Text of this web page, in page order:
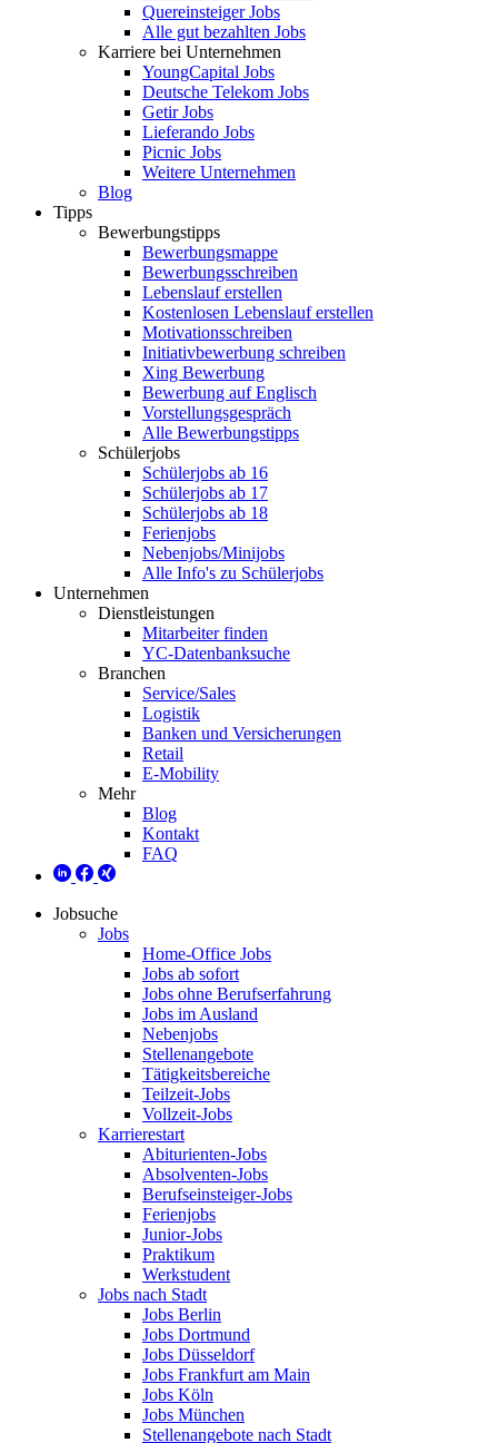
Quereinsteiger Jobs
Alle gut bezahlten Jobs
Karriere bei Unternehmen
YoungCapital Jobs
Deutsche Telekom Jobs
Getir Jobs
Lieferando Jobs
Picnic Jobs
Weitere Unternehmen
Blog
Tipps
Bewerbungstipps
Bewerbungsmappe
Bewerbungsschreiben
Lebenslauf erstellen
Kostenlosen Lebenslauf erstellen
Motivationsschreiben
Initiativbewerbung schreiben
Xing Bewerbung
Bewerbung auf Englisch
Vorstellungsgespräch
Alle Bewerbungstipps
Schülerjobs
Schülerjobs ab 16
Schülerjobs ab 17
Schülerjobs ab 18
Ferienjobs
Nebenjobs/Minijobs
Alle Info's zu Schülerjobs
Unternehmen
Dienstleistungen
Mitarbeiter finden
YC-Datenbanksuche
Branchen
Service/Sales
Logistik
Banken und Versicherungen
Retail
E-Mobility
Mehr
Blog
Kontakt
FAQ
Jobsuche
Jobs
Home-Office Jobs
Jobs ab sofort
Jobs ohne Berufserfahrung
Jobs im Ausland
Nebenjobs
Stellenangebote
Tätigkeitsbereiche
Teilzeit-Jobs
Vollzeit-Jobs
Karrierestart
Abiturienten-Jobs
Absolventen-Jobs
Berufseinsteiger-Jobs
Ferienjobs
Junior-Jobs
Praktikum
Werkstudent
Jobs nach Stadt
Jobs Berlin
Jobs Dortmund
Jobs Düsseldorf
Jobs Frankfurt am Main
Jobs Köln
Jobs München
Stellenangebote nach Stadt